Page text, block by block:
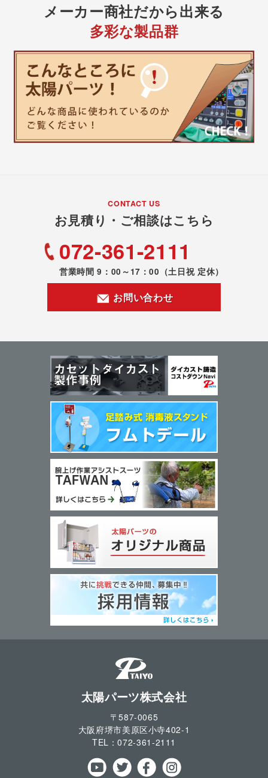
メーカー商社だから出来る
多彩な製品群
CONTACT US
お見積り・ご相談はこちら
072-361-2111
営業時間 9：00～17：00 （土日祝 定休）
お問い合わせ
太陽パーツ株式会社
〒587-0065
大阪府堺市美原区小寺402-1
TEL：072-361-2111